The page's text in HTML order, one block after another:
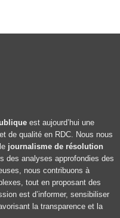
est aujourd’hui une
de qualité en RDC. Nous nous
journalisme de résolution
des analyses approfondies des
nous contribuons à
tout en proposant des
est d’informer, sensibiliser
la transparence et la